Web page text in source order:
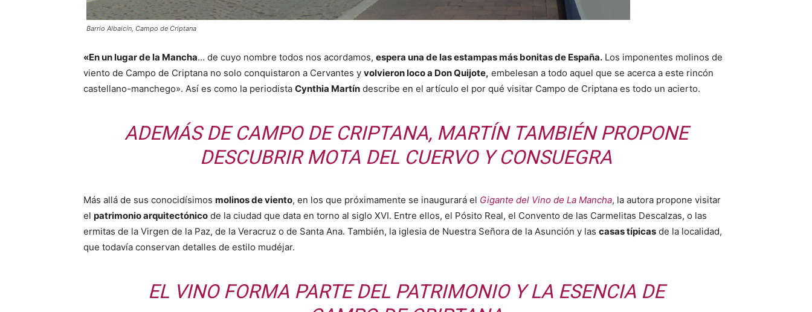
Barrio Albaicín, Campo de Criptana
«En un lugar de la Mancha… de cuyo nombre todos nos acordamos, espera una de las estampas más bonitas de España. Los imponentes molinos de
viento de Campo de Criptana no solo conquistaron a Cervantes y volvieron loco a Don Quijote, embelesan a todo aquel que se acerca a este rincón
castellano-manchego». Así es como la periodista Cynthia Martín describe en el artículo el por qué visitar Campo de Criptana es todo un acierto.
ADEMÁS DE CAMPO DE CRIPTANA, MARTÍN TAMBIÉN PROPONE
DESCUBRIR MOTA DEL CUERVO Y CONSUEGRA
Más allá de sus conocidísimos molinos de viento, en los que próximamente se inaugurará el Gigante del Vino de La Mancha, la autora propone visitar
el patrimonio arquitectónico de la ciudad que data en torno al siglo XVI. Entre ellos, el Pósito Real, el Convento de las Carmelitas Descalzas, o las
ermitas de la Virgen de la Paz, de la Veracruz o de Santa Ana. También, la iglesia de Nuestra Señora de la Asunción y las casas típicas de la localidad,
que todavía conservan detalles de estilo mudéjar.
EL VINO FORMA PARTE DEL PATRIMONIO Y LA ESENCIA DE